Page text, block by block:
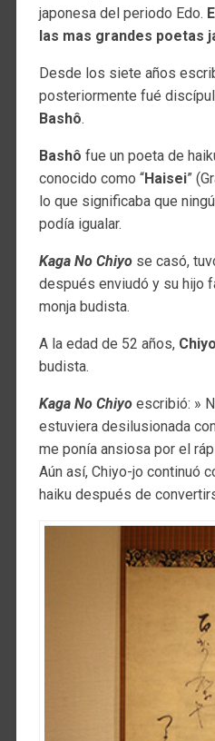
japonesa del periodo Edo.
las mas grandes poetas
Desde los siete años
posteriormente fué
Bashô.
Bashô fue un poeta de
conocido como “Haisei”
lo que significaba que
podía igualar.
Kaga No Chiyose casó,
después enviudó y su hijo
monja budista.
A la edad de 52 años,
budista.
Kaga No Chiyoescribió: »
estuviera desilusionada
me ponía ansiosa por el
Aún así, Chiyo-jo continuó
haiku después de